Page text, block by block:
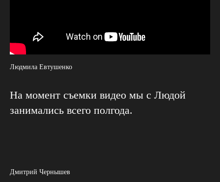
Людмила Евтушенко
На момент съемки видео мы с Людой
занимались всего полгода.
Дмитрий Чернышев